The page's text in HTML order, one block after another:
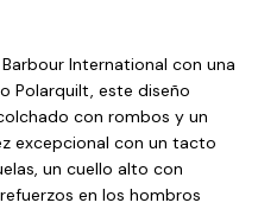
International con una
Polarquilt, este diseño
con rombos y un
excepcional con un tacto
un cuello alto con
en los hombros